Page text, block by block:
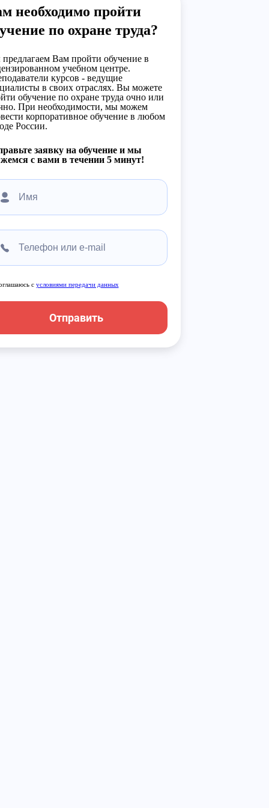
необходимо пройти
по охране труда?
Вам пройти обучение в
учебном центре.
курсов - ведущие
в своих отраслях. Вы можете
обучение по охране труда очно или
При необходимости, мы можем
корпоративное обучение в любом
России.
заявку на обучение и мы
с вами в течении 5 минут!
с условиями передачи данных
Отправить